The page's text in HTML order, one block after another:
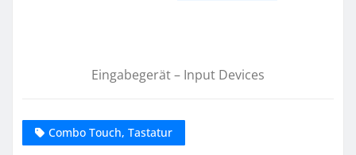
Eingabegerät – Input Devices
Combo Touch, Tastatur